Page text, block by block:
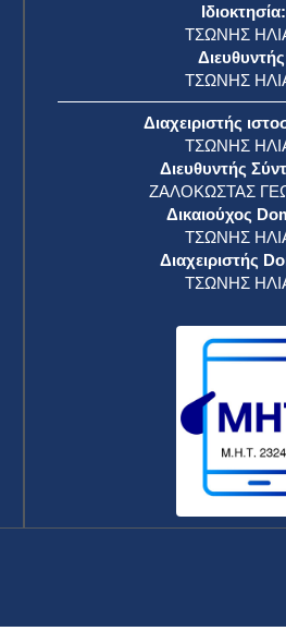
Ιδιοκτησία:
ΤΣΩΝΗΣ
ΤΣΩΝΗΣ
Διαχειριστής
ΤΣΩΝΗΣ
Διευθυντής
ΖΑΛΟΚΩΣΤΑΣ
Δικαιούχος
ΤΣΩΝΗΣ
Διαχειριστής
ΤΣΩΝΗΣ